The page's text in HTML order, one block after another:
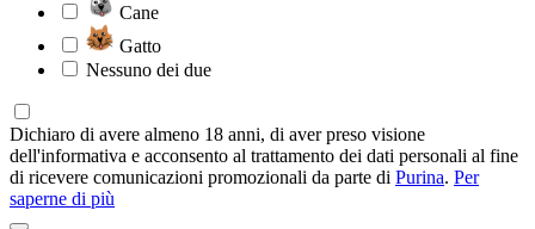
Cane
Gatto
Nessuno dei due
Dichiaro di avere almeno 18 anni, di aver preso visione
dell'informativa e acconsento al trattamento dei dati personali al fine
di ricevere comunicazioni promozionali da parte di Purina. Per
saperne di più